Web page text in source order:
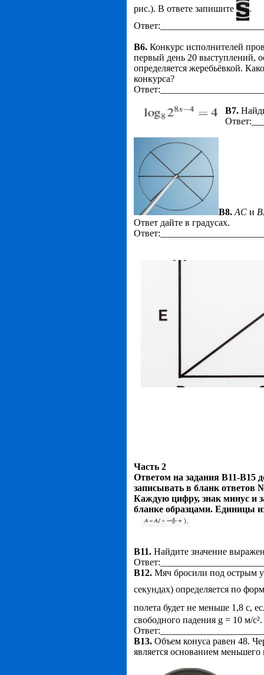
рис.). В ответе запишите
.
В6. Конкурс исполнителей
первый день 20 выступлений,
определяется жеребьёвкой.
конкурса?
В7.
В8. AC и
Ответ дайте в градусах.
Часть 2
Ответом на задания В11-В15
записывать в бланк ответов
Каждую цифру, знак минус и
бланке образцами. Единицы
В11. Найдите значение
В12. Мяч бросили под острым
секундах) определяется по
полета будет не меньше 1,8 с,
свободного падения g = 10 м/с².
В13. Объем конуса равен 48.
является основанием